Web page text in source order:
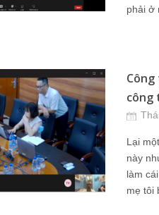
phải ở
công
Lại
này
làm
mẹ tôi